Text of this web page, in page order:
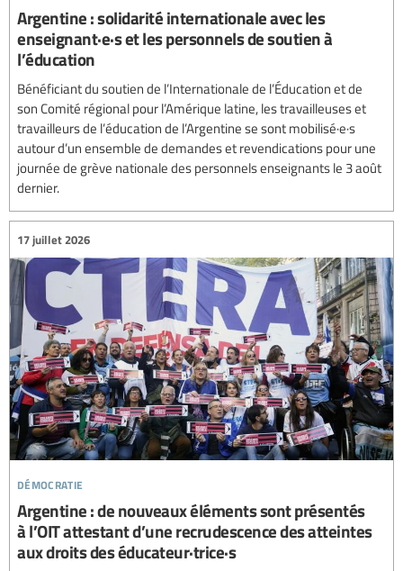
Argentine : solidarité internationale avec les
enseignant·e·s et les personnels de soutien à
l’éducation
Bénéficiant du soutien de l’Internationale de l’Éducation et de
son Comité régional pour l’Amérique latine, les travailleuses et
travailleurs de l’éducation de l’Argentine se sont mobilisé·e·s
autour d’un ensemble de demandes et revendications pour une
journée de grève nationale des personnels enseignants le 3 août
dernier.
démocratie
17 juillet 2026
Argentine : de nouveaux éléments sont présentés
à l’OIT attestant d’une recrudescence des atteintes
aux droits des éducateur·trice·s